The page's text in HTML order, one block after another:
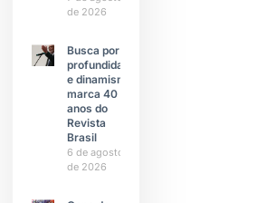
de 2026
Busca por
profundidade
e dinamismo
marca 40
anos do
Revista
Brasil
6 de agosto
de 2026